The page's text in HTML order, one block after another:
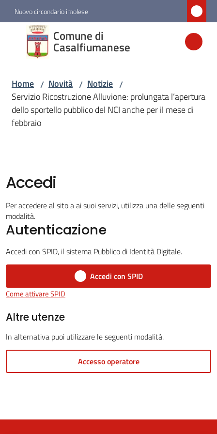
Vai al contenuto
Vai alla navigazione
Vai al footer
Nuovo circondario imolese
Comune di
Casalfiumanese
Comune di
Casalfiumanese
Amministrazione
Novità
Menu selezionato
Casalfiumanese
on-
gli
Home / Novità / Notizie /
Servizio Ricostruzione Alluvione: prolungata l’apertura
dello sportello pubblico del NCI anche per il mese di
febbraio
Accedi
Per accedere al sito a ai suoi servizi, utilizza una delle seguenti
modalità.
Autenticazione
Accedi con SPID, il sistema Pubblico di Identità Digitale.
Accedi con SPID
Come attivare SPID
Altre utenze
In alternativa puoi utilizzare le seguenti modalità.
Accesso operatore